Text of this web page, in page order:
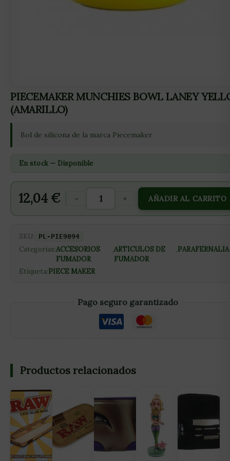
PIECEMAKER MUNCHIES BOWL LANEY
(AMARILLO)
Bol de silicona de la marca Piecemaker
En stock — Disponible
12,04 € - + AÑADIR AL CARRITO
SKU: PL-PIE9094
Categorías:ACCESORIOS
FUMADOR
,ARTICULOS DE
FUMADOR
,PARAFERNALIA
Etiqueta:PIECE MAKER
Pago seguro garantizado
Productos relacionados